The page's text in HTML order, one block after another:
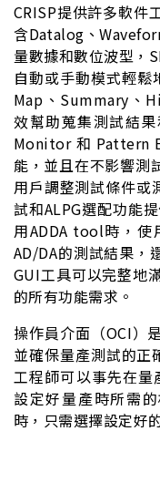
CRISP提供許多軟件
含Datalog、
量數據和數位波型，
自動或手動模式輕
Map、Summary、
效幫助蒐集測試結
Monitor 和 Pattern
能，並且在不影響
用戶調整測試條件或
試和ALPG選配功能
用ADDA tool時，使
AD/DA的測試結果，
GUI工具可以完整地
的所有功能需求。
操作員介面（OCI）
並確保量產測試的正
工程師可以事先在
設定好量產時所需
時，只需選擇設定好